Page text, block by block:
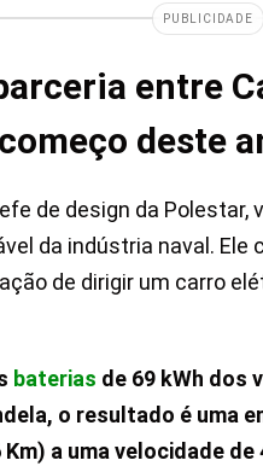
PUBLICIDADE
entre
deste
de design da Polestar,
da indústria naval. Ele
de dirigir um carro
baterias de 69 kWh dos
o resultado é uma
a uma velocidade